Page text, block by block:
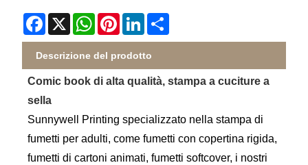
Facebook
X WhatsApp
PinterestLinkedIn
Descrizione del prodotto
Comic book di alta qualità, stampa a cuciture a
sella
Sunnywell Printing specializzato nella stampa di
fumetti per adulti, come fumetti con copertina rigida,
fumetti di cartoni animati, fumetti softcover, i nostri